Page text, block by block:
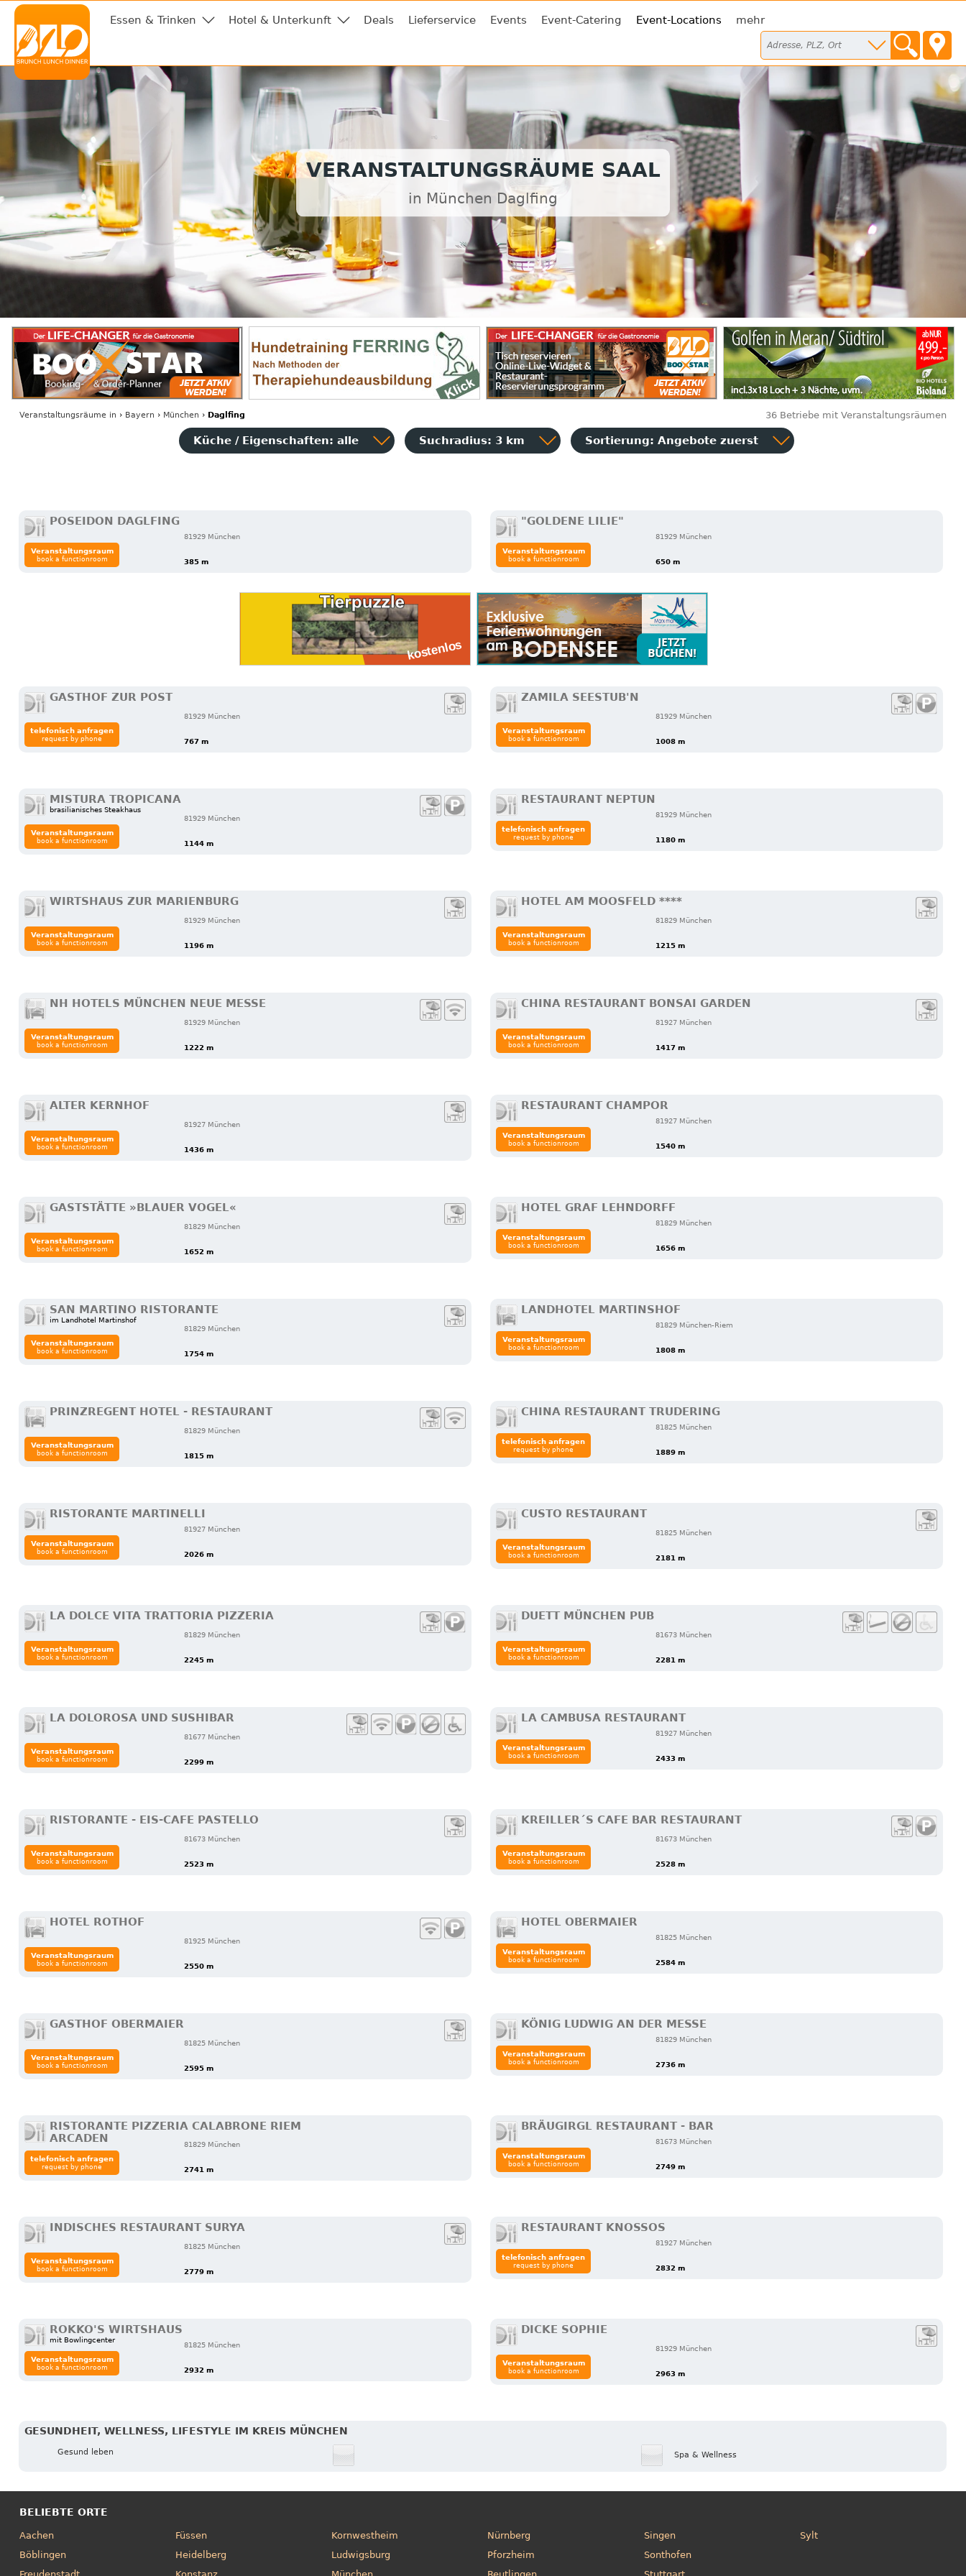
Essen & Trinken Hotel & Unterkunft Deals Lieferservice Events Event-Catering Event-Locations mehr
VERANSTALTUNGSRÄUME SAAL
in München Daglfing
Veranstaltungsräumein › Bayern › München › Daglfing 36 Betriebe mit Veranstaltungsräumen
Küche / Eigenschaften: alle Suchradius: 3 km Sortierung: Angebote zuerst
POSEIDON DAGLFING
81929 München
385 m
Veranstaltungsraum
book a functionroom
"GOLDENE LILIE"
81929 München
650 m
Veranstaltungsraum
book a functionroom
GASTHOF ZUR POST
81929 München
767 m
telefonisch anfragen
request by phone
ZAMILA SEESTUB'N
81929 München
1008 m
Veranstaltungsraum
book a functionroom
MISTURA TROPICANA
brasilianisches Steakhaus
81929 München
1144 m
Veranstaltungsraum
book a functionroom
RESTAURANT NEPTUN
81929 München
1180 m
telefonisch anfragen
request by phone
WIRTSHAUS ZUR MARIENBURG
81929 München
1196 m
Veranstaltungsraum
book a functionroom
HOTEL AM MOOSFELD ****
81829 München
1215 m
Veranstaltungsraum
book a functionroom
NH HOTELS MÜNCHEN NEUE MESSE
81929 München
1222 m
Veranstaltungsraum
book a functionroom
CHINA RESTAURANT BONSAI GARDEN
81927 München
1417 m
Veranstaltungsraum
book a functionroom
ALTER KERNHOF
81927 München
1436 m
Veranstaltungsraum
book a functionroom
RESTAURANT CHAMPOR
81927 München
1540 m
Veranstaltungsraum
book a functionroom
GASTSTÄTTE »BLAUER VOGEL«
81829 München
1652 m
Veranstaltungsraum
book a functionroom
HOTEL GRAF LEHNDORFF
81829 München
1656 m
Veranstaltungsraum
book a functionroom
SAN MARTINO RISTORANTE
im Landhotel Martinshof
81829 München
1754 m
Veranstaltungsraum
book a functionroom
LANDHOTEL MARTINSHOF
81829 München-Riem
1808 m
Veranstaltungsraum
book a functionroom
PRINZREGENT HOTEL - RESTAURANT
81829 München
1815 m
Veranstaltungsraum
book a functionroom
CHINA RESTAURANT TRUDERING
81825 München
1889 m
telefonisch anfragen
request by phone
RISTORANTE MARTINELLI
81927 München
2026 m
Veranstaltungsraum
book a functionroom
CUSTO RESTAURANT
81825 München
2181 m
Veranstaltungsraum
book a functionroom
LA DOLCE VITA TRATTORIA PIZZERIA
81829 München
2245 m
Veranstaltungsraum
book a functionroom
DUETT MÜNCHEN PUB
81673 München
2281 m
Veranstaltungsraum
book a functionroom
LA DOLOROSA UND SUSHIBAR
81677 München
2299 m
Veranstaltungsraum
book a functionroom
LA CAMBUSA RESTAURANT
81927 München
2433 m
Veranstaltungsraum
book a functionroom
RISTORANTE - EIS-CAFE PASTELLO
81673 München
2523 m
Veranstaltungsraum
book a functionroom
KREILLER´S CAFE BAR RESTAURANT
81673 München
2528 m
Veranstaltungsraum
book a functionroom
HOTEL ROTHOF
81925 München
2550 m
Veranstaltungsraum
book a functionroom
HOTEL OBERMAIER
81825 München
2584 m
Veranstaltungsraum
book a functionroom
GASTHOF OBERMAIER
81825 München
2595 m
Veranstaltungsraum
book a functionroom
KÖNIG LUDWIG AN DER MESSE
81829 München
2736 m
Veranstaltungsraum
book a functionroom
RISTORANTE PIZZERIA CALABRONE RIEM
ARCADEN
81829 München
2741 m
telefonisch anfragen
request by phone
BRÄUGIRGL RESTAURANT - BAR
81673 München
2749 m
Veranstaltungsraum
book a functionroom
INDISCHES RESTAURANT SURYA
81825 München
2779 m
Veranstaltungsraum
book a functionroom
RESTAURANT KNOSSOS
81927 München
2832 m
telefonisch anfragen
request by phone
ROKKO'S WIRTSHAUS
mit Bowlingcenter
81825 München
2932 m
Veranstaltungsraum
book a functionroom
DICKE SOPHIE
81929 München
2963 m
Veranstaltungsraum
book a functionroom
GESUNDHEIT, WELLNESS, LIFESTYLE IM KREIS MÜNCHEN
Gesund leben Spa & Wellness
BELIEBTE ORTE
Aachen
Böblingen
Füssen
Heidelberg
Kornwestheim
Ludwigsburg
Nürnberg
Pforzheim
Singen
Sonthofen
Sylt